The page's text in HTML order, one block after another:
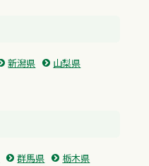
新潟県
山梨県
群馬県
栃木県